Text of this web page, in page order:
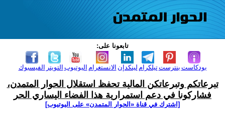
تابعونا على:
الفيسبوك التويتر اليوتيوب الانستغرام لينكدإن تيلكرامبنترست بودكاست
تبرعاتكم وتبرعاتكن المالية تحفظ استقلال الحوار المتمدن،
فشاركونا في دعم استمرارية هذا الفضاء اليساري الحر
[اشترك في قناة ‫«الحوار المتمدن» على اليوتيوب]